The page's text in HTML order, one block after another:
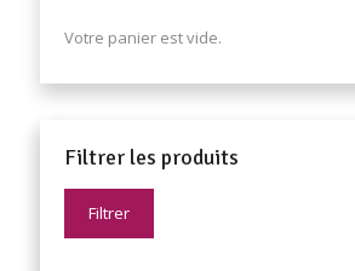
Votre panier est vide.
Filtrer les produits
Filtrer